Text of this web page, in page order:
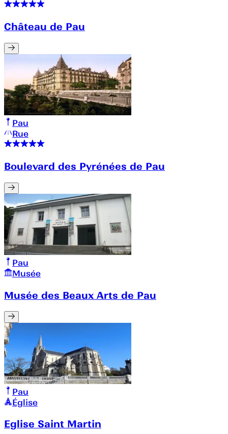
Château de Pau
Pau
Rue
Boulevard des Pyrénées de Pau
Pau
Musée
Musée des Beaux Arts de Pau
Pau
Église
Eglise Saint Martin